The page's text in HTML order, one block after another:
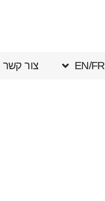
EN/FR צור קשר